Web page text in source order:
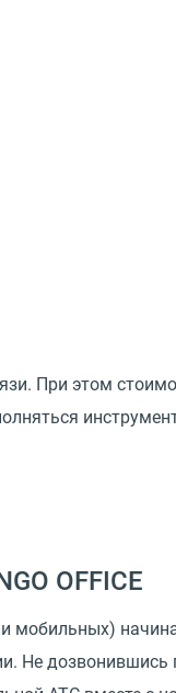
При этом
OFFICE
мобильных)
Не дозвонившись